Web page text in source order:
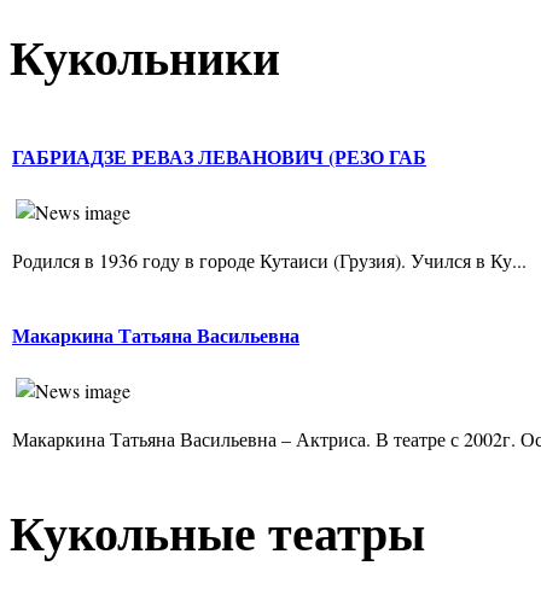
Кукольники
ГАБРИАДЗЕ РЕВАЗ ЛЕВАНОВИЧ (РЕЗО ГАБ
Родился в 1936 году в городе Кутаиси (Грузия). Учился в Ку...
Макаркина Татьяна Васильевна
Макаркина Татьяна Васильевна – Актриса. В театре с 2002г.
Кукольные театры